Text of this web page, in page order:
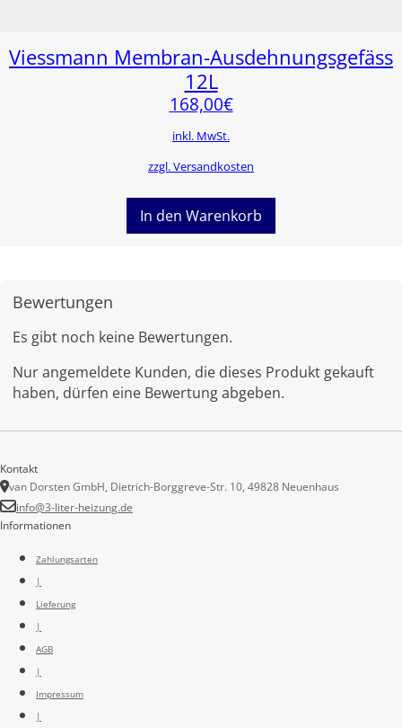
Viessmann Membran-Ausdehnungsgefäss
12L
168,00€
inkl. MwSt.
zzgl. Versandkosten
In den Warenkorb
Bewertungen
Es gibt noch keine Bewertungen.
Nur angemeldete Kunden, die dieses Produkt gekauft
haben, dürfen eine Bewertung abgeben.
Informationen
Zahlungsarten
|
Lieferung
|
AGB
|
Impressum
|
Kontakt
van Dorsten GmbH, Dietrich-Borggreve-Str. 10, 49828 Neuenhaus
info@3-liter-heizung.de